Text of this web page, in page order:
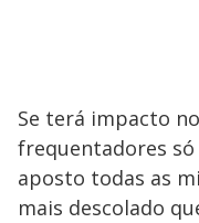
Se terá impacto
frequentadores
aposto todas as
mais descolado